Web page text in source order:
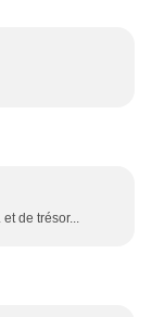
de trésor...